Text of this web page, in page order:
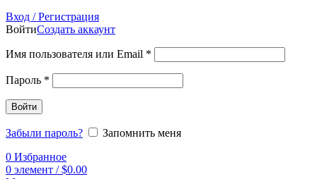
Вход / Регистрация
ВойтиСоздать аккаунт
Имя пользователя или Email *
Пароль *
Войти
Забыли пароль?
Запомнить меня
0 Избранное
0 элемент / $0.00